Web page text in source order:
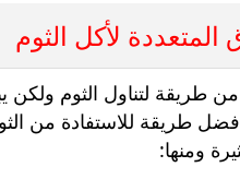
المتعددة لأكل الثوم
طريقة لتناول الثوم ولكن
طريقة للاستفادة من
ومنها: